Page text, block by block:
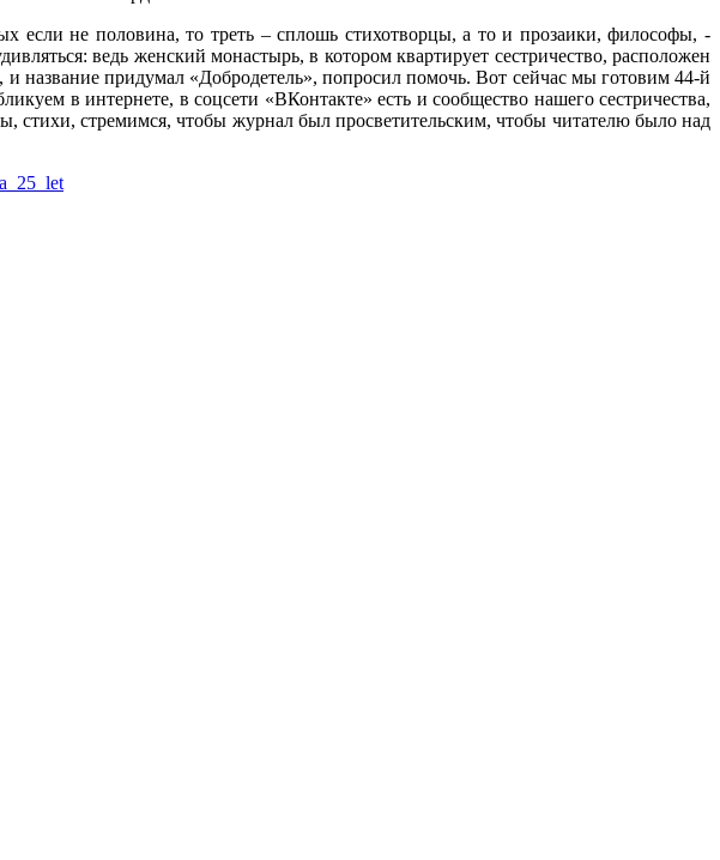
если не половина, то треть – сплошь стихотворцы, а то и прозаики, философы, -
ведь женский монастырь, в котором квартирует сестричество, расположен
название придумал «Добродетель», попросил помочь. Вот сейчас мы готовим 44-й
в интернете, в соцсети «ВКонтакте» есть и сообщество нашего сестричества,
стихи, стремимся, чтобы журнал был просветительским, чтобы читателю было над